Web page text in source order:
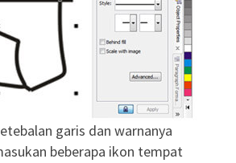
garis dan warnanya
beberapa ikon tempat